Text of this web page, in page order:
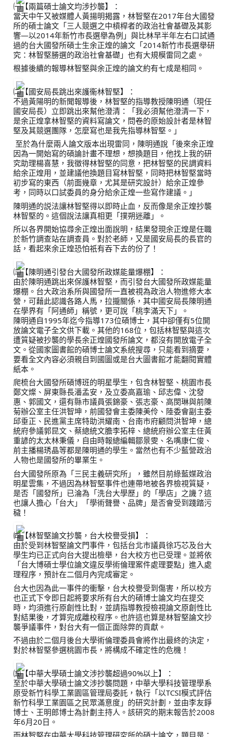
㈠【兩篇碩士論文均涉抄襲】：
當天中午又被媒體人黃揚明揭露，林智堅在2017年台大國發
所的碩士論文「三人競選之中槓桿者的政治社會基礎及其影
響—以2014年新竹市長選舉為例」與比林早半年左右口試通
過的台大國發所碩士生余正煌的論文「2014新竹市長選舉研
究：林智堅勝選的政治社會基礎」也有大規模雷同之處。
根據後續的報導林智堅與余正煌的論文約有七成是相同。
㈡【國安局長跳出來護衞林智堅】：
不過黃陽明的新聞報導後，林智堅的指導教授陳明通（現任
國安局長）立即跳出來幫他澄清：「我必須幫他澄清一下，
是余正煌拿林智堅的資料寫論文，問卷的原始設計者是林智
堅及其競選團隊，怎麼寫也是我先指導林智堅。」
因為一開始寫的碩論計畫不理想，想換題目，他找上我的研
究助理楊喜慧，我徵得林智堅的同意，把林智堅的民調資料
給余正煌用，並建議他換題目寫林智堅，同時把林智堅當時
初步寫的東西（前面幾章，尤其是研究設計）給余正煌參
考，同時以口試委員的身分給余正煌一些寫作建議。」
陳明通的説法讓林智堅得以即時止血，反而像是余正煌抄襲
林智堅的。這個說法讓真相更「撲朔迷離」。
所以各界開始協尋余正煌出面說明，結果發現余正煌是任職
於新竹調查站在調查員。對於老師，又是國安局長的長官的
話，看起來余正煌恐怕祇有吞下去的份了！
㈢【陳明通引發台大國發所政媒能量爆棚】：
由於陳明通跳出來保護林智堅，而引發台大國發所政媒能量
爆棚。台大政治系所與國發所一直被視為政治人物進修大本
營，可藉此認識各路人馬，拉攏關係，其中國安局長陳明通
在學界有「阿通師」稱號，更可說「桃李滿天下」。
陳明通自1995年迄今指導173位碩博士，其中卻僅有5位開
放論文電子全文供下載。其他的168位，包括林智堅與這次
遭質疑被抄襲的學長余正煌國發所論文，都沒有開放電子全
文。從國家圖書館的碩博士論文系統搜尋，只能看到摘要，
要看全文內容必須親自到國圖或是台大圖書館才能翻閱實體
紙本。
爬梳台大國發所碩博班的明星學生，包含林智堅、桃園市長
鄭文燦、屏東縣長潘孟安，及立委高嘉瑜、邱志偉、沈發
惠、郭國文，還有縣市議員張錦豪、張志豪、高閔琳與前陳
菊辦公室主任洪智坤，前國發會主委陳美伶、陸委會副主委
邱垂正、民進黨主席特助洪耀南、台南市府顧問洪智坤，總
統府參議郭昆文、蔡總統文膽李拓梓、總統府辦公室主任黃
重諺的太太林秉儀，自由時報總編輯鄒景雯、名嘴康仁俊、
前主播楊琇晶等都是陳明通的學生。當然也有不少藍營政治
人物也是國發所的畢業生。
台大國發所原為「三民主義研究所」，雖然目前綠藍媒政治
明星雲集，不過因為林智堅事件也連帶地被各界檢視質疑，
是否「國發所」已淪為「洗台大學歷」的「學店」之譏？這
也讓人擔心「台大」「學術聲譽、品牌」是否會受到踐踏污
穢！
㈣【林智堅論文抄襲，台大校譽受損】：
由於受到林智堅論文門事件，包括台北市議員徐巧芯及台大
學生均已正式向台大提出檢舉，台大校方也已受理。並將依
「台大博碩士學位論文違反學術倫理案件處理要點」進入處
理程序，預計在二個月內完成審定。
台大也因為此一事件的衝擊，台大校譽受到傷害，所以校方
也正式下令即日起將要求所有台大的碩博士論文均在提交
時，均須進行原創性比對，並請指導教授檢視論文原創性比
對結果後，才算完成離校程序。也許這也算是林智堅論文抄
襲爭議事件，對台大有一個正面除弊的貢獻。
不過由於二個月後台大學術倫理委員會將作出最終的決定，
對於林智堅參選桃園市長，將構成不確定性的危機！
㈤【中華大學碩士論文涉抄襲超過90%以上】：
至於中華大學碩士論文涉抄襲問題，中華大學科技管理學系
原受新竹科學工業園區管理局委託，執行「以TCSI模式評估
新竹科學工業園區之民眾滿意度」的研究計劃，並由李友錚
博士、王明郎博士為計劃主持人。該研究的期末報告於2008
年6月20日。